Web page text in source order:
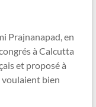
Prajnanapad, en
à Calcutta
et proposé à
voulaient bien